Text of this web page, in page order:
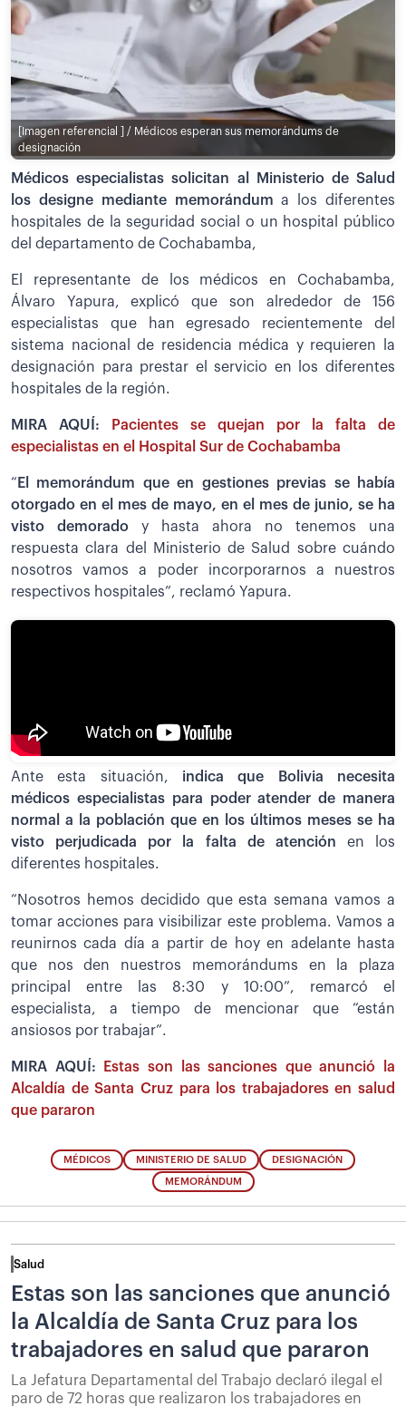
[Imagen referencial ] / Médicos esperan sus memorándums de
designación
Médicos especialistas solicitan al Ministerio de Salud
los designe mediante memorándum a los diferentes
hospitales de la seguridad social o un hospital público
del departamento de Cochabamba,
El representante de los médicos en Cochabamba,
Álvaro Yapura, explicó que son alrededor de 156
especialistas que han egresado recientemente del
sistema nacional de residencia médica y requieren la
designación para prestar el servicio en los diferentes
hospitales de la región.
MIRA AQUÍ:
Pacientes se quejan por la falta de
especialistas en el Hospital Sur de Cochabamba
“ El memorándum que en gestiones previas se había
otorgado en el mes de mayo, en el mes de junio, se ha
visto demorado y hasta ahora no tenemos una
respuesta clara del Ministerio de Salud sobre cuándo
nosotros vamos a poder incorporarnos a nuestros
respectivos hospitales”, reclamó Yapura.
Ante esta situación, indica que Bolivia necesita
médicos especialistas para poder atender de manera
normal a la población que en los últimos meses se ha
visto perjudicada por la falta de atención en los
diferentes hospitales.
“Nosotros hemos decidido que esta semana vamos a
tomar acciones para visibilizar este problema. Vamos a
reunirnos cada día a partir de hoy en adelante hasta
que nos den nuestros memorándums en la plaza
principal entre las 8:30 y 10:00”, remarcó el
especialista, a tiempo de mencionar que “están
ansiosos por trabajar”.
MIRA AQUÍ: Estas son las sanciones que anunció la
Alcaldía de Santa Cruz para los trabajadores en salud
que pararon
MÉDICOS MINISTERIO DE SALUD DESIGNACIÓN
MEMORÁNDUM
Salud
Estas son las sanciones que anunció
la Alcaldía de Santa Cruz para los
trabajadores en salud que pararon
La Jefatura Departamental del Trabajo declaró ilegal el
paro de 72 horas que realizaron los trabajadores en